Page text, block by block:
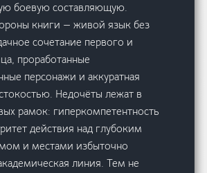
боевую составляющую.
книги — живой язык без
сочетание первого и
проработанные
персонажи и аккуратная
Недочёты лежат в
рамок: гиперкомпетентность
действия над глубоким
и местами избыточно
линия. Тем не